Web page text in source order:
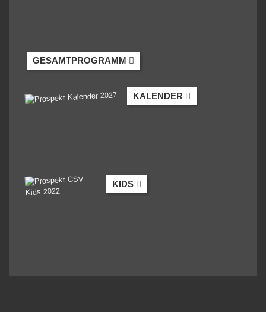
GESAMTPROGRAMM
KALENDER
KIDS